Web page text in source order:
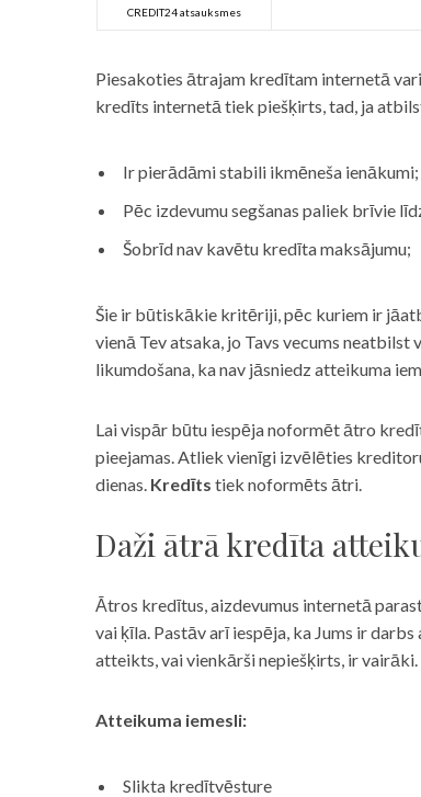
CREDIT24 atsauksmes
Piesakoties ātrajam kredītam internetā
kredīts internetā tiek piešķirts, tad, ja
Ir pierādāmi stabili ikmēneša ienākumi;
Pēc izdevumu segšanas paliek brīvie
Šobrīd nav kavētu kredīta maksājumu;
Šie ir būtiskākie kritēriji, pēc kuriem ir
vienā Tev atsaka, jo Tavs vecums
likumdošana, ka nav jāsniedz atteikuma
Lai vispār būtu iespēja noformēt ātro
pieejamas. Atliek vienīgi izvēlēties
dienas. Kredīts tiek noformēts ātri.
Daži ātrā kredīta
Ātros kredītus, aizdevumus internetā
vai ķīla. Pastāv arī iespēja, ka Jums ir
atteikts, vai vienkārši nepiešķirts, ir
Atteikuma iemesli:
Slikta kredītvēsture